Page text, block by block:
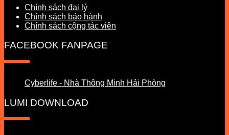
Chính sách đại lý
Chính sách bảo hành
Chính sách cộng tác viên
FACEBOOK FANPAGE
Cyberlife - Nhà Thông Minh Hải Phòng
LUMI DOWNLOAD